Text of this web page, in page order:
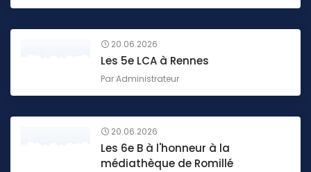
20.06.2026
Les 5e LCA à Rennes
ParAdministrateur
20.06.2026
Les 6e B à l'honneur à la
médiathèque de Romillé